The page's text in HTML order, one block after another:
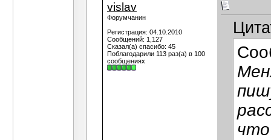
vislav
Форумчанин
Регистрация: 04.10.2010
Сообщений: 1,127
Сказал(а) спасибо: 45
Поблагодарили 113 раз(а) в 100
сообщениях